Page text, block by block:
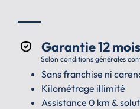
Garantie 12
Selon conditions générales
Sans franchise ni
Kilométrage illimité
Assistance 0 km &